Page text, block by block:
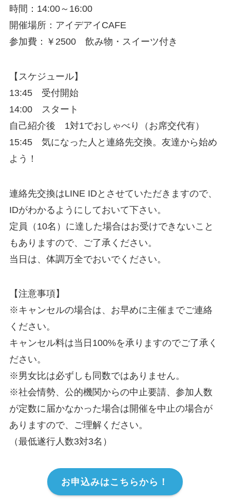
時間：14:00～16:00
開催場所：アイデアイCAFE
参加費：￥2500 飲み物・スイーツ付き
【スケジュール】
13:45 受付開始
14:00 スタート
自己紹介後 1対1でおしゃべり（お席交代有）
15:45 気になった人と連絡先交換。友達から始め
よう！
連絡先交換はLINE IDとさせていただきますので、
IDがわかるようにしておいて下さい。
定員（10名）に達した場合はお受けできないこと
もありますので、ご了承ください。
当日は、体調万全でおいでください。
【注意事項】
※キャンセルの場合は、お早めに主催までご連絡
ください。
キャンセル料は当日100%を承りますのでご了承く
ださい。
※男女比は必ずしも同数ではありません。
※社会情勢、公的機関からの中止要請、参加人数
が定数に届かなかった場合は開催を中止の場合が
ありますので、ご理解ください。
（最低遂行人数3対3名）
お申込みはこちらから！